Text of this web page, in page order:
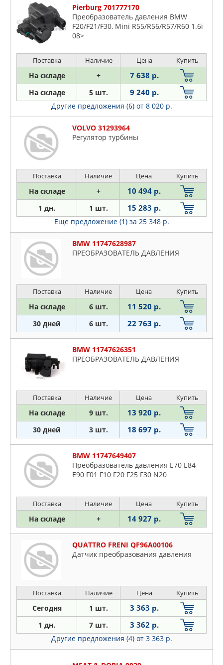
Pierburg 701777170
Преобразователь давления BMW
F20/F21/F30, Mini R55/R56/R57/R60 1.6i
08>
Поставка Наличие Цена Купить
На складе + 7 638 р.
На складе 5 шт. 9 240 р.
Другие предложения (6) от 8 020 р.
VOLVO 31293964
Регулятор турбины
Поставка Наличие Цена Купить
На складе + 10 494 р.
1 дн. 1 шт. 15 283 р.
Еще предложение (1) за 25 348 р.
BMW 11747628987
ПРЕОБРАЗОВАТЕЛЬ ДАВЛЕНИЯ
Поставка Наличие Цена Купить
На складе 6 шт. 11 520 р.
30 дней 6 шт. 22 763 р.
BMW 11747626351
ПРЕОБРАЗОВАТЕЛЬ ДАВЛЕНИЯ
Поставка Наличие Цена Купить
На складе 9 шт. 13 920 р.
30 дней 3 шт. 18 697 р.
BMW 11747649407
Преобразователь давления E70 E84
E90 F01 F10 F20 F25 F30 N20
Поставка Наличие Цена Купить
На складе + 14 927 р.
QUATTRO FRENI QF96A00106
Датчик преобразования давления
Поставка Наличие Цена Купить
Сегодня 1 шт. 3 363 р.
1 дн. 7 шт. 3 362 р.
Другие предложения (4) от 3 363 р.